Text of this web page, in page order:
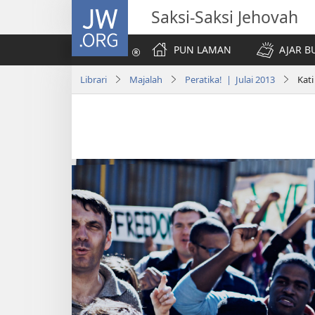
JW.ORG Saksi-Saksi Jehovah
PUN LAMAN
AJAR
Librari Majalah Peratika! | Julai 2013